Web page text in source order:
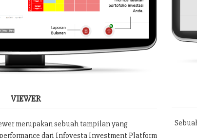
VIEWER
merupakan sebuah tampilan yang
dari Infovesta Investment Platform